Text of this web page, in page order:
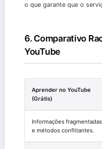
o que garante que o
6. Comparativo
YouTube
Aprender no YouTube
(Grátis)
Informações fragmentadas
e métodos conflitantes.